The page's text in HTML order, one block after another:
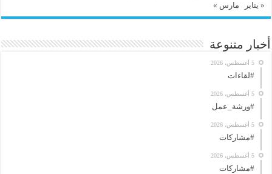
« يناير
مارس »
أخبار متنوعة
5 أغسطس، 2026
#لقاءات
5 أغسطس، 2026
#ورشة_عمل
5 أغسطس، 2026
#مشاركات
5 أغسطس، 2026
#مشاركات